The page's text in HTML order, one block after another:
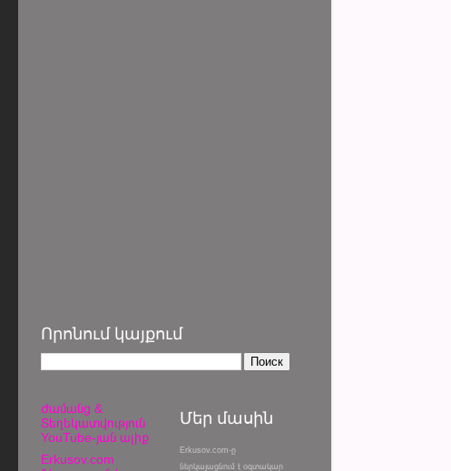
Որոնում կայքում
Ժամանց &
Տեղեկատվություն
YouTube-յան ալիք
Erkusov.com
Մեր մասին
Erkusov.com-ը
ներկայացնում է օգտակար